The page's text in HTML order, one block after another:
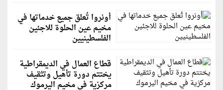
أونروا تُعلق جميع خدماتها في
مخيم عين الحلوة للاجئين
الفلسطينيين
قطاع العمال في الديمقراطية
يختتم دورة تأهيل وتثقيف
مركزية في مخيم اليرموك